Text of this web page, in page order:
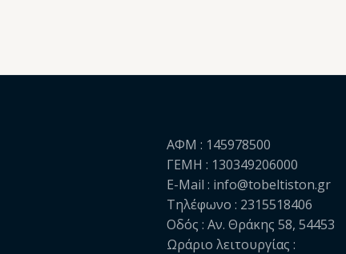
ΑΦΜ : 145978500
ΓΕΜΗ : 130349206000
E-Mail : info@tobeltiston.gr
Τηλέφωνο : 2315518406
Οδός : Αν. Θράκης 58, 54453
Ωράριο λειτουργίας :